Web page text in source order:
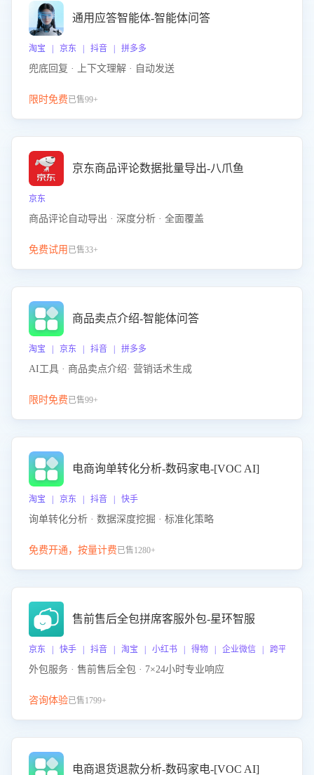
通用应答智能体-智能体问答
淘宝 | 京东 | 抖音 | 拼多多
兜底回复 · 上下文理解 · 自动发送
限时免费已售99+
京东商品评论数据批量导出-八爪鱼
京东
商品评论自动导出 · 深度分析 · 全面覆盖
免费试用 已售33+
商品卖点介绍-智能体问答
淘宝 | 京东 | 抖音 | 拼多多
AI工具 · 商品卖点介绍· 营销话术生成
限时免费已售99+
电商询单转化分析-数码家电-[VOC AI]
淘宝 | 京东 | 抖音 | 快手
询单转化分析 · 数据深度挖掘 · 标准化策略
免费开通，按量计费已售1280+
售前售后全包拼席客服外包-星环智服
京东 | 快手 | 抖音 | 淘宝 | 小红书 | 得物 | 企业微信 | 跨平台
外包服务 · 售前售后全包 · 7×24小时专业响应
咨询体验已售1799+
电商退货退款分析-数码家电-[VOC AI]